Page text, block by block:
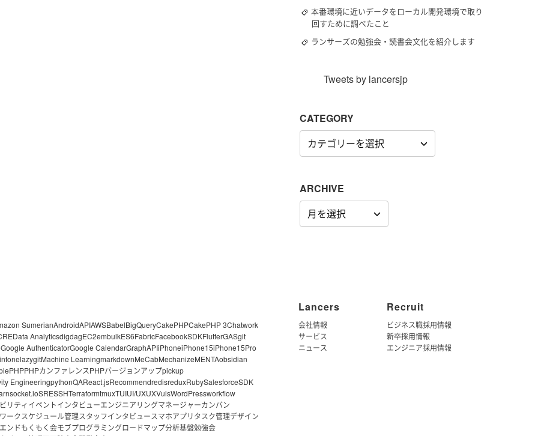
本番環境に近いデータをローカル開発環境で取り
回すために調べたこと
ランサーズの勉強会・読書会文化を紹介します
Tweets by lancersjp
CATEGORY
CATEGORY
ARCHIVE
ARCHIVE
SumerianAndroidAPIAWSBabelBigQueryCakePHPCakePHP 3Chatwork
Data AnalyticsdigdagEC2embulkES6FabricFacebookSDKFlutterGASgit
Google AuthenticatorGoogle CalendarGraphAPIiPhoneiPhone15iPhone15Pro
lazygitMachine LearningmarkdownMeCabMechanizeMENTAobsidian
PHPPHPカンファレンスPHPバージョンアップpickup
EngineeringpythonQAReact.jsRecommendredisreduxRubySalesforceSDK
socket.ioSRESSHTerraformtmuxTUIUI/UXUXVulsWordPressworkflow
リティ イベントインタビューエンジニアリングマネージャーカンバン
ークスケジュール管理スタッフインタビュースマホアプリタスク管理デザイン
ンドもくもく会モブプログラミングロードマップ分析基盤勉強会
Lancers
会社情報
サービス
ニュース
Recruit
ビジネス職採用情報
新卒採用情報
エンジニア採用情報